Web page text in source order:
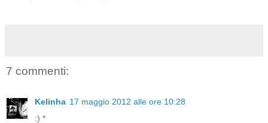
7 commenti:
Kelinha 17 maggio 2012 alle ore 10:28
:) *